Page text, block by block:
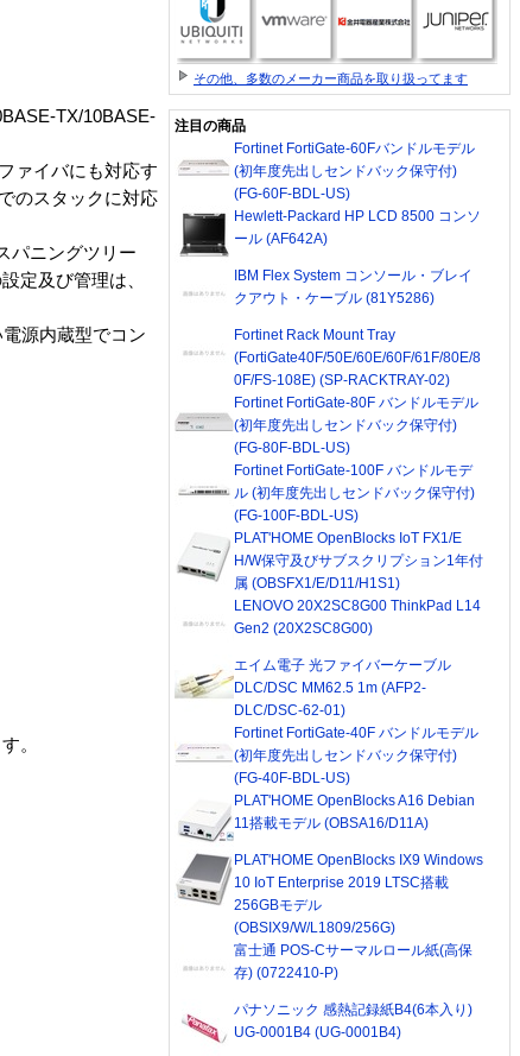
TX/10BASE-
ァイバにも対応す
のスタックに対応
パニングツリー
定及び管理は、
源内蔵型でコン
。
その他、多数のメーカー商品を取り扱ってます
注目の商品
Fortinet FortiGate-60Fバンドルモデル
(初年度先出しセンドバック保守付)
(FG-60F-BDL-US)
Hewlett-Packard HP LCD 8500 コンソ
ール (AF642A)
IBM Flex System コンソール・ブレイ
クアウト・ケーブル (81Y5286)
Fortinet Rack Mount Tray
(FortiGate40F/50E/60E/60F/61F/80E/8
0F/FS-108E) (SP-RACKTRAY-02)
Fortinet FortiGate-80F バンドルモデル
(初年度先出しセンドバック保守付)
(FG-80F-BDL-US)
Fortinet FortiGate-100F バンドルモデ
ル (初年度先出しセンドバック保守付)
(FG-100F-BDL-US)
PLAT'HOME OpenBlocks IoT FX1/E
H/W保守及びサブスクリプション1年付
属 (OBSFX1/E/D11/H1S1)
LENOVO 20X2SC8G00 ThinkPad L14
Gen2 (20X2SC8G00)
エイム電子 光ファイバーケーブル
DLC/DSC MM62.5 1m (AFP2-
DLC/DSC-62-01)
Fortinet FortiGate-40F バンドルモデル
(初年度先出しセンドバック保守付)
(FG-40F-BDL-US)
PLAT'HOME OpenBlocks A16 Debian
11搭載モデル (OBSA16/D11A)
PLAT'HOME OpenBlocks IX9 Windows
10 IoT Enterprise 2019 LTSC搭載
256GBモデル
(OBSIX9/W/L1809/256G)
富士通 POS-Cサーマルロール紙(高保
存) (0722410-P)
パナソニック 感熱記録紙B4(6本入り)
UG-0001B4 (UG-0001B4)